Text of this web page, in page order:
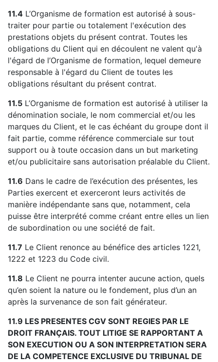
11.4 L’Organisme de formation est autorisé à sous-
traiter pour partie ou totalement l'exécution des
prestations objets du présent contrat. Toutes les
obligations du Client qui en découlent ne valent qu'à
l'égard de l’Organisme de formation, lequel demeure
responsable à l'égard du Client de toutes les
obligations résultant du présent contrat.
11.5 L’Organisme de formation est autorisé à utiliser la
dénomination sociale, le nom commercial et/ou les
marques du Client, et le cas échéant du groupe dont il
fait partie, comme référence commerciale sur tout
support ou à toute occasion dans un but marketing
et/ou publicitaire sans autorisation préalable du Client.
11.6 Dans le cadre de l’exécution des présentes, les
Parties exercent et exerceront leurs activités de
manière indépendante sans que, notamment, cela
puisse être interprété comme créant entre elles un lien
de subordination ou une société de fait.
11.7 Le Client renonce au bénéfice des articles 1221,
1222 et 1223 du Code civil.
11.8 Le Client ne pourra intenter aucune action, quels
qu’en soient la nature ou le fondement, plus d’un an
après la survenance de son fait générateur.
11.9 LES PRESENTES CGV SONT REGIES PAR LE
DROIT FRANÇAIS. TOUT LITIGE SE RAPPORTANT A
SON EXECUTION OU A SON INTERPRETATION SERA
DE LA COMPETENCE EXCLUSIVE DU TRIBUNAL DE